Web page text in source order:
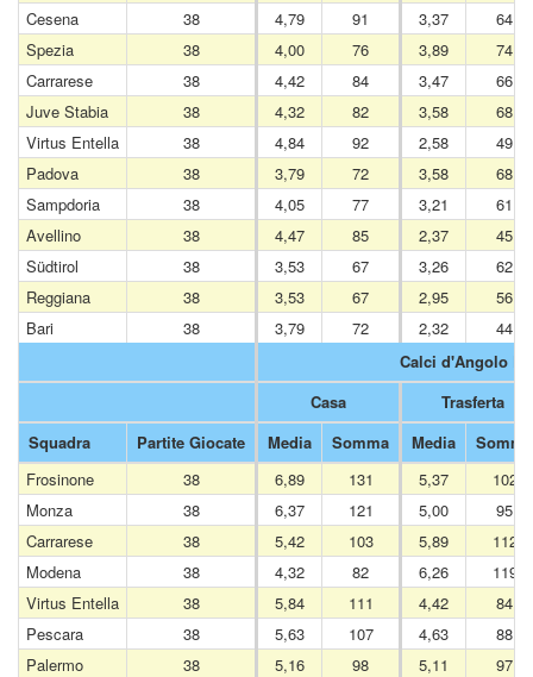
Cesena
38 4,79 91 3,37
64
Spezia
38 4,00 76 3,89
74
Carrarese
38 4,42 84 3,47
66
Juve Stabia
38 4,32 82 3,58
68
Virtus Entella
38 4,84 92 2,58
49
Padova
38 3,79 72 3,58
68
Sampdoria
38 4,05 77 3,21
61
Avellino
38 4,47 85 2,37
45
Südtirol
38 3,53 67 3,26
62
Reggiana
38 3,53 67 2,95
56
Bari
38 3,79 72 2,32
44
Calci d'Angolo
Casa
Trasferta
Squadra
Partite Giocate Media Somma Media
Somma
Frosinone
38 6,89 131 5,37
102
Monza
38 6,37 121 5,00
95
Carrarese
38 5,42 103 5,89
112
Modena
38 4,32 82 6,26
119
Virtus Entella
38 5,84 111 4,42
84
Pescara
38 5,63 107 4,63
88
Palermo
38 5,16 98 5,11
97